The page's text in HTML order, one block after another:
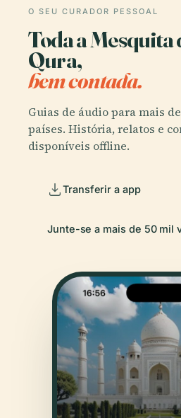
O SEU CURADOR PESSOAL
Toda a Mesquita
Qura,
bem contada.
Guias de áudio para mais
países. História, relatos e
disponíveis offline.
Transferir a app
Junte-se a mais de 50 mil